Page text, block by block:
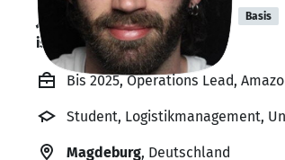
Juan José Carrión Basis
ist offen für Projekte. 🔎
Bis 2025, Operations Lead,
Student, Logistikmanagement,
Magdeburg, Deutschland